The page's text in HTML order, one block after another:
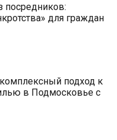
посредников:
для граждан
подход к
в Подмосковье с